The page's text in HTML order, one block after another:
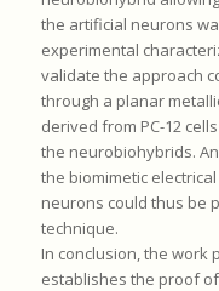
the artificial neurons
experimental
validate the approach
through a planar
derived from PC-12
the neurobiohybrids.
the biomimetic
neurons could thus be
technique.
In conclusion, the work
establishes the proof